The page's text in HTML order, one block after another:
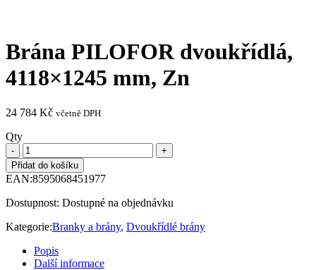
Brána PILOFOR dvoukřídlá,
4118×1245 mm, Zn
24 784 Kč včetně DPH
Qty
Přidat do košíku
EAN:8595068451977
Dostupnost: Dostupné na objednávku
Kategorie:Branky a brány, Dvoukřídlé brány
Popis
Další informace